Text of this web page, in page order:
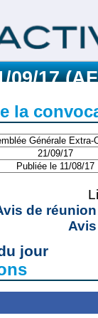
09/17
la
Générale Extra-
21/09/17
Publiée le 11/08/17
de
jour